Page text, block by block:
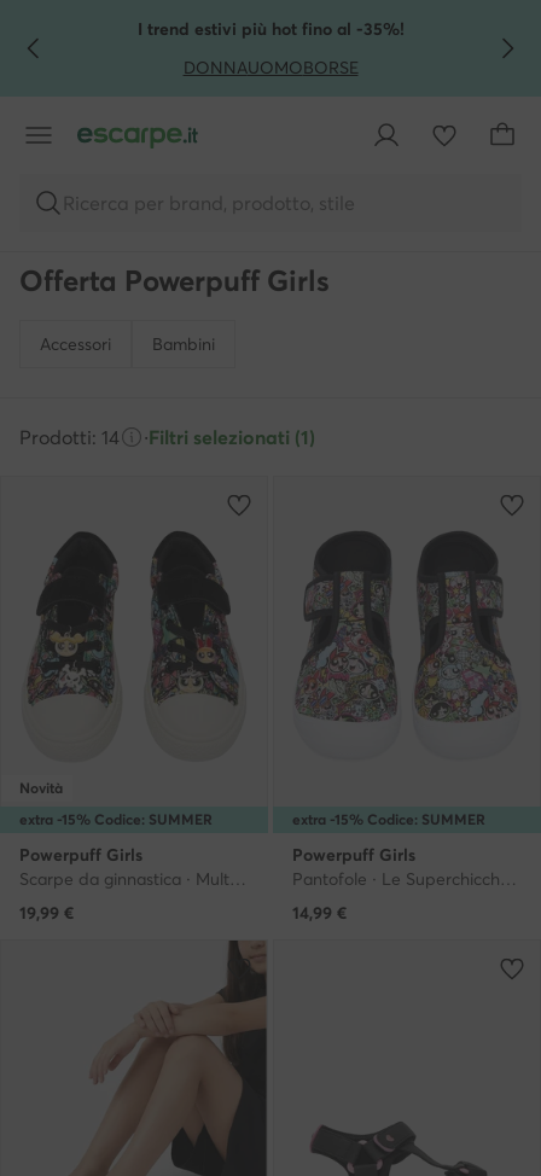
VAI AL CONTENUTO PRINCIPALE
VAI ALLA RICERCAI trend estivi più hot fino al -35%!
DONNAUOMOBORSE
Ricerca per brand, prodotto, stile
Offerta Powerpuff Girls
Accessori Bambini
Prodotti: 14 ·Filtri selezionati (1)
extra -15% Codice: SUMMER
Novità
Powerpuff Girls
Scarpe da ginnastica · Multicolore
19,99 €
extra -15% Codice: SUMMER
Powerpuff Girls
Pantofole · Le Superchicche · Multicolore
14,99 €